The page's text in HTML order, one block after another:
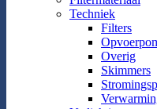
Techniek
Filters
Overig
Skimmers